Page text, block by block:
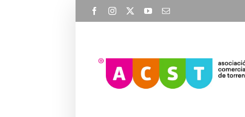
FacebookInstagram YouTubeEmail